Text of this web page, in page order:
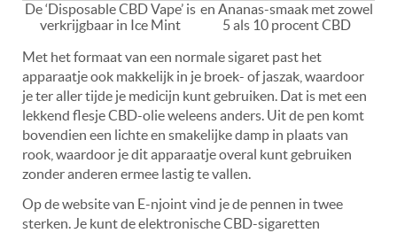
De ‘Disposable CBD Vape’ is
verkrijgbaar in Ice Mint
en Ananas-smaak met zowel
5 als 10 procent CBD
Met het formaat van een normale sigaret past het
apparaatje ook makkelijk in je broek- of jaszak, waardoor
je ter aller tijde je medicijn kunt gebruiken. Dat is met een
lekkend flesje CBD-olie weleens anders. Uit de pen komt
bovendien een lichte en smakelijke damp in plaats van
rook, waardoor je dit apparaatje overal kunt gebruiken
zonder anderen ermee lastig te vallen.
Op de website van E-njoint vind je de pennen in twee
sterken. Je kunt de elektronische CBD-sigaretten